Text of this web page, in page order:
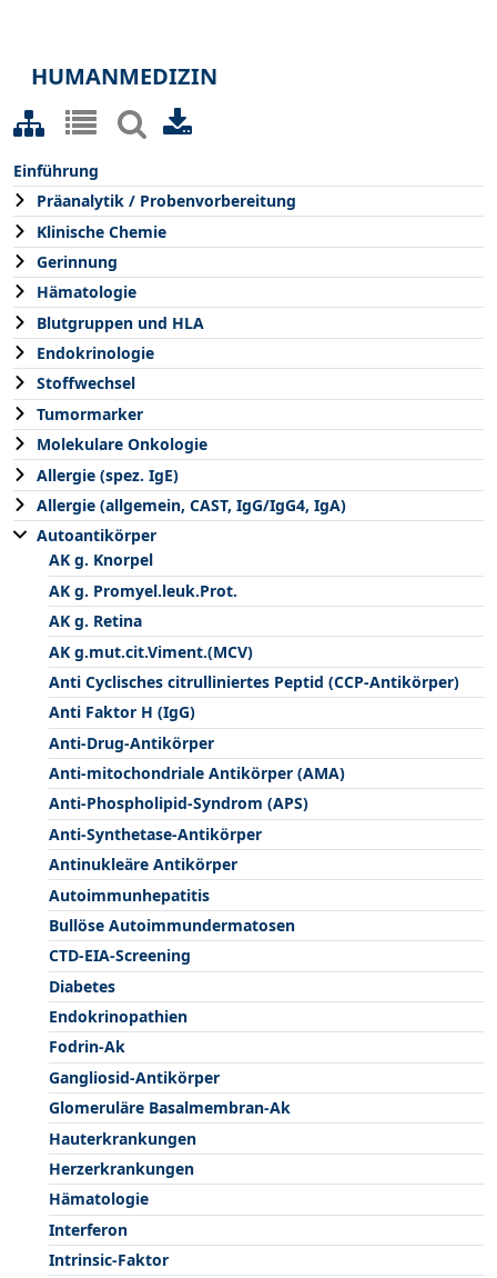
HUMANMEDIZIN
Einführung
Präanalytik / Probenvorbereitung
Klinische Chemie
Gerinnung
Hämatologie
Blutgruppen und HLA
Endokrinologie
Stoffwechsel
Tumormarker
Molekulare Onkologie
Allergie (spez. IgE)
Allergie (allgemein, CAST, IgG/IgG4, IgA)
Autoantikörper
AK g. Knorpel
AK g. Promyel.leuk.Prot.
AK g. Retina
AK g.mut.cit.Viment.(MCV)
Anti Cyclisches citrulliniertes Peptid (CCP-Antikörper)
Anti Faktor H (IgG)
Anti-Drug-Antikörper
Anti-mitochondriale Antikörper (AMA)
Anti-Phospholipid-Syndrom (APS)
Anti-Synthetase-Antikörper
Antinukleäre Antikörper
Autoimmunhepatitis
Bullöse Autoimmundermatosen
CTD-EIA-Screening
Diabetes
Endokrinopathien
Fodrin-Ak
Gangliosid-Antikörper
Glomeruläre Basalmembran-Ak
Hauterkrankungen
Herzerkrankungen
Hämatologie
Interferon
Intrinsic-Faktor